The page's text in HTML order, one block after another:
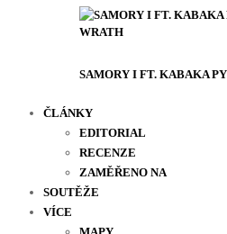
SAMORY I FT. KABAKA
ČLÁNKY
EDITORIAL
RECENZE
ZAMĚŘENO NA
SOUTĚŽE
VÍCE